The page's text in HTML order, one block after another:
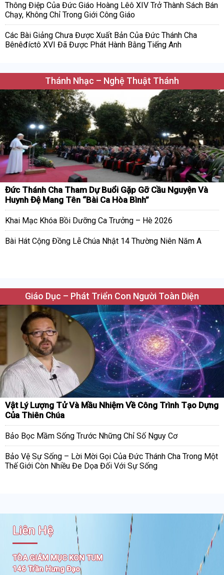
Thông Điệp Của Đức Giáo Hoàng Lêô XIV Trở Thành Sách Bán
Chạy, Không Chỉ Trong Giới Công Giáo
Các Bài Giảng Chưa Được Xuất Bản Của Đức Thánh Cha
Bênêđíctô XVI Đã Được Phát Hành Bằng Tiếng Anh
Thánh Nhạc – Nghệ Thuật Thánh
Đức Thánh Cha Tham Dự Buổi Gặp Gỡ Cầu Nguyện Và
Huynh Đệ Mang Tên “Bài Ca Hòa Bình”
Khai Mạc Khóa Bồi Dưỡng Ca Trưởng – Hè 2026
Bài Hát Cộng Đồng Lễ Chúa Nhật 14 Thường Niên Năm A
Giáo Dục – Phát Triển Con Người Toàn Diện
Vật Lý Lượng Tử Và Mầu Nhiệm Về Công Trình Tạo Dựng
Của Thiên Chúa
Bảo Bọc Mầm Sống Trước Những Chỉ Số Nguy Cơ
Bảo Vệ Sự Sống – Lời Mời Gọi Của Đức Thánh Cha Trong Một
Thế Giới Còn Nhiều Đe Dọa Đối Với Sự Sống
Liên Hệ
TÒA GIÁM MỤC KON TUM
146 Trần Hưng Đạo